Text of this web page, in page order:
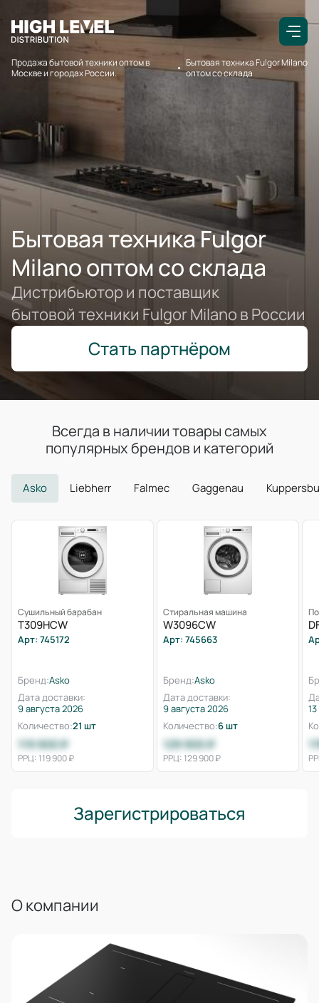
Продажа бытовой техники оптом в
Москве и городах России.
Бытовая техника Fulgor Milano
оптом со склада
Бытовая техника Fulgor
Milano оптом со склада
Дистрибьютор и поставщик
бытовой техники Fulgor Milano в России
Стать партнёром
Всегда в наличии товары самых
популярных брендов и категорий
Asko Liebherr Falmec Gaggenau
Сушильный барабан
T309HCW
Арт: 745172
Бренд:Asko
Дата доставки:
9 августа 2026
Количество:21 шт
119 900 ₽
РРЦ: 119 900 ₽
Стиральная машина
W3096CW
Арт: 745663
Бренд:Asko
Дата доставки:
9 августа 2026
Количество:6 шт
129 900 ₽
РРЦ: 129 900 ₽
Зарегистрироваться
О компании